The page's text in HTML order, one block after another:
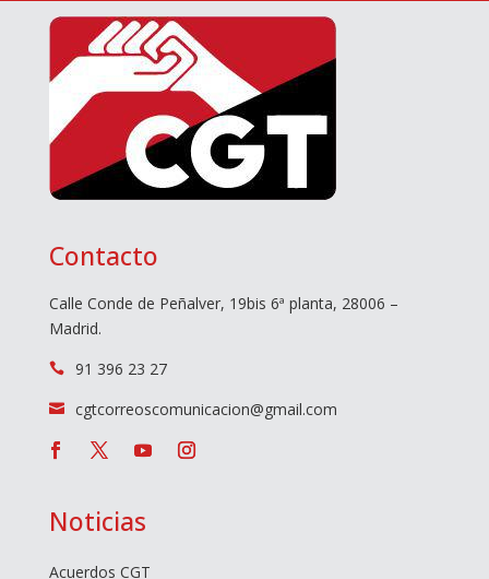
Contacto
Calle Conde de Peñalver, 19bis 6ª planta, 28006 –
Madrid.
 91 396 23 27
 cgtcorreoscomunicacion@gmail.com
Noticias
Acuerdos CGT